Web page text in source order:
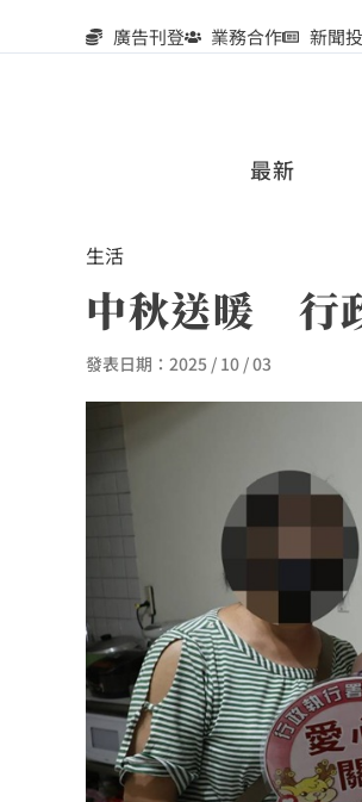
廣告刊登 業務合作 新聞
最新
生活
中秋送暖 行
發表日期： 2025 / 10 / 03